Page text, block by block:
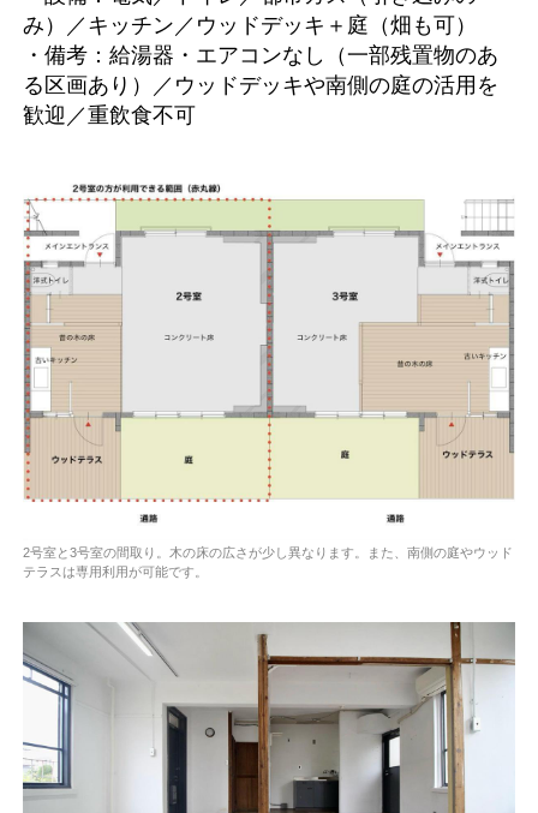
み）／キッチン／ウッドデッキ＋庭（畑も可）
・備考：給湯器・エアコンなし（一部残置物のあ
る区画あり）／ウッドデッキや南側の庭の活用を
歓迎／重飲食不可
2号室と3号室の間取り。木の床の広さが少し異なります。また、南側の庭やウッド
テラスは専用利用が可能です。